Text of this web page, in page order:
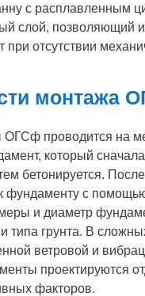
с расплавленным
слой, позволяющий
при отсутствии
монтажа
ОГСф проводится на
который сначала
бетонируется.
фундаменту с
и диаметр
типа грунта. В
ветровой и
проектируются
факторов.